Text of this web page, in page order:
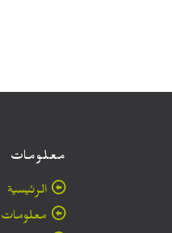
معلومات
الرئيسية
معلومات